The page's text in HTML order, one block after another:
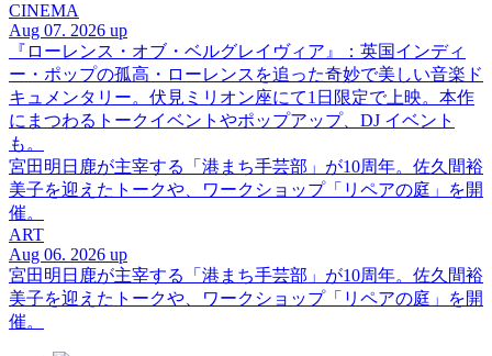
CINEMA
Aug 07. 2026 up
『ローレンス・オブ・ベルグレイヴィア』：英国インディ
ー・ポップの孤高・ローレンスを追った奇妙で美しい音楽ド
キュメンタリー。伏見ミリオン座にて1日限定で上映。本作
にまつわるトークイベントやポップアップ、DJ イベント
も。
宮田明日鹿が主宰する「港まち手芸部」が10周年。佐久間裕
美子を迎えたトークや、ワークショップ「リペアの庭」を開
催。
ART
Aug 06. 2026 up
宮田明日鹿が主宰する「港まち手芸部」が10周年。佐久間裕
美子を迎えたトークや、ワークショップ「リペアの庭」を開
催。